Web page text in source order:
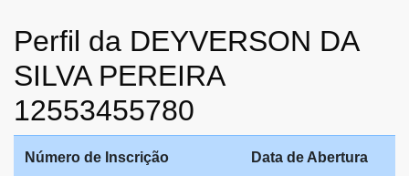
Perfil da DEYVERSON DA
SILVA PEREIRA
12553455780
Número de Inscrição Data de Abertura